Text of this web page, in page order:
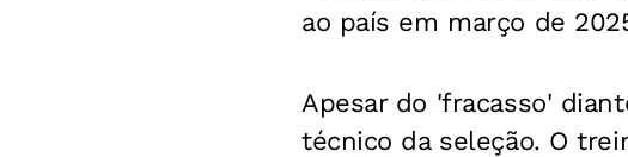
ao país em março de
Apesar do 'fracasso'
técnico da seleção. O